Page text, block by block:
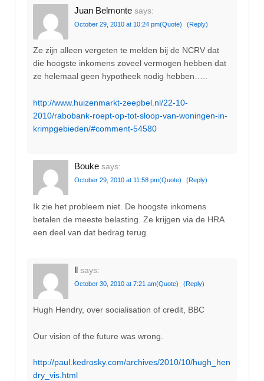
Juan Belmonte says:
October 29, 2010 at 10:24 pm(Quote) (Reply)
Ze zijn alleen vergeten te melden bij de NCRV dat
die hoogste inkomens zoveel vermogen hebben dat
ze helemaal geen hypotheek nodig hebben…..
http://www.huizenmarkt-zeepbel.nl/22-10-
2010/rabobank-roept-op-tot-sloop-van-woningen-in-
krimpgebieden/#comment-54580
Bouke says:
October 29, 2010 at 11:58 pm(Quote) (Reply)
Ik zie het probleem niet. De hoogste inkomens
betalen de meeste belasting. Ze krijgen via de HRA
een deel van dat bedrag terug.
ll says:
October 30, 2010 at 7:21 am(Quote) (Reply)
Hugh Hendry, over socialisation of credit, BBC
Our vision of the future was wrong.
http://paul.kedrosky.com/archives/2010/10/hugh_hen
dry_vis.html